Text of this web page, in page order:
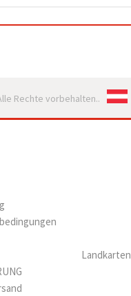
Rechte vorbehalten..
Landkarten